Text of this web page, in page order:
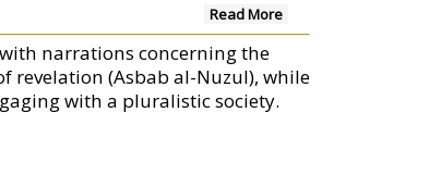
Read More
narrations concerning the
revelation (Asbab al-Nuzul), while
with a pluralistic society.